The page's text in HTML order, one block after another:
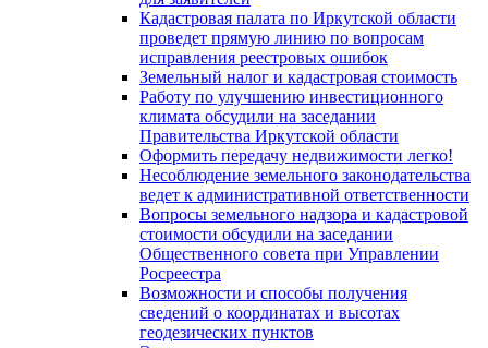
Кадастровая палата по Иркутской области
проведет прямую линию по вопросам
исправления реестровых ошибок
Земельный налог и кадастровая стоимость
Работу по улучшению инвестиционного
климата обсудили на заседании
Правительства Иркутской области
Оформить передачу недвижимости легко!
Несоблюдение земельного законодательства
ведет к административной ответственности
Вопросы земельного надзора и кадастровой
стоимости обсудили на заседании
Общественного совета при Управлении
Росреестра
Возможности и способы получения
сведений о координатах и высотах
геодезических пунктов